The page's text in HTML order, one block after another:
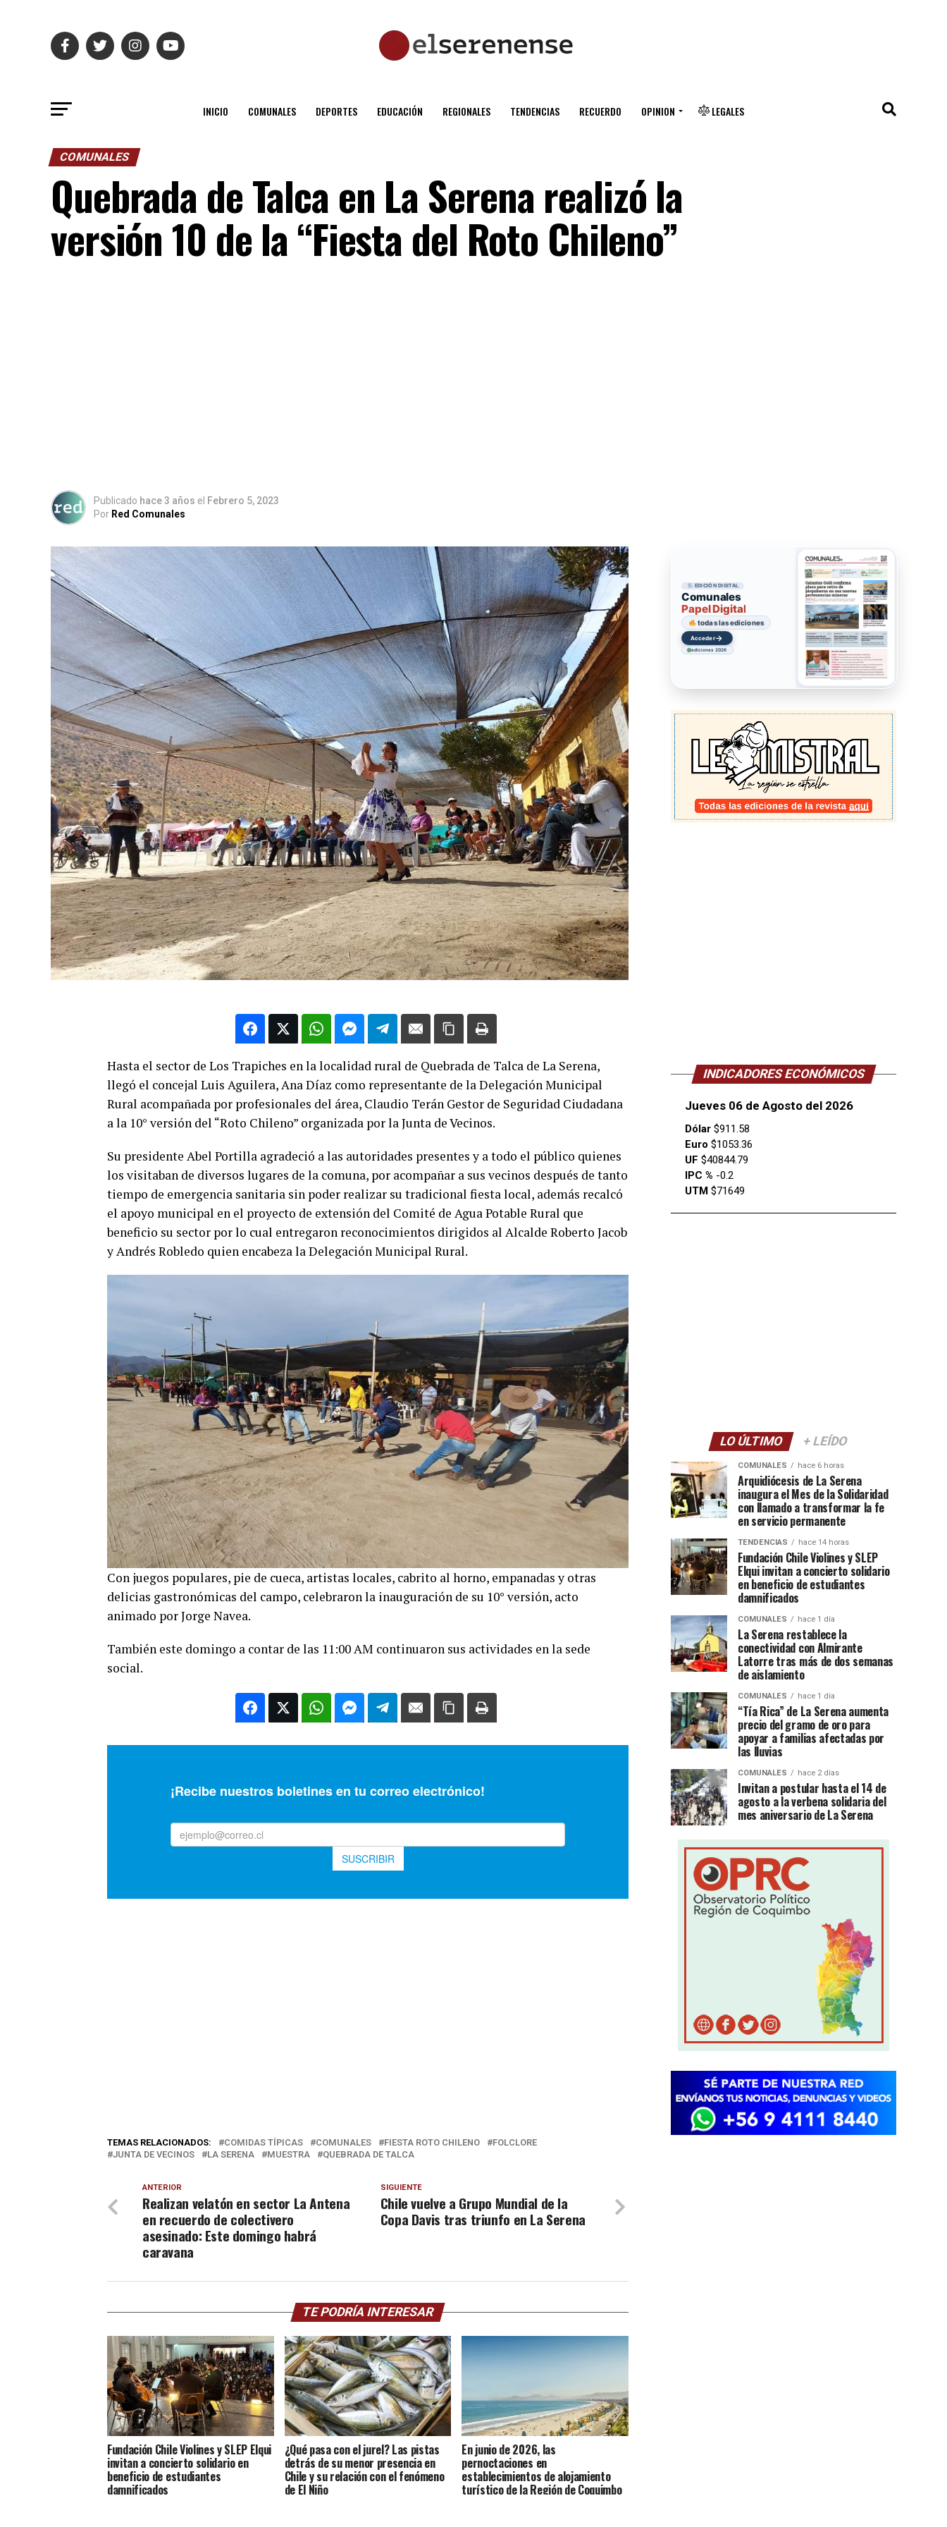
INICIO COMUNALES DEPORTES EDUCACIÓN REGIONALES TENDENCIAS RECUERDO OPINION LEGALES
COMUNALES
Quebrada de Talca en La Serena realizó la
versión 10 de la “Fiesta del Roto Chileno”
Publicado hace 3 años el Febrero 5, 2023
Por Red Comunales
Hasta el sector de Los Trapiches en la localidad rural de Quebrada de Talca de La Serena,
llegó el concejal Luis Aguilera, Ana Díaz como representante de la Delegación Municipal
Rural acompañada por profesionales del área, Claudio Terán Gestor de Seguridad Ciudadana
a la 10° versión del “Roto Chileno” organizada por la Junta de Vecinos.
Su presidente Abel Portilla agradeció a las autoridades presentes y a todo el público quienes
los visitaban de diversos lugares de la comuna, por acompañar a sus vecinos después de tanto
tiempo de emergencia sanitaria sin poder realizar su tradicional fiesta local, además recalcó
el apoyo municipal en el proyecto de extensión del Comité de Agua Potable Rural que
beneficio su sector por lo cual entregaron reconocimientos dirigidos al Alcalde Roberto Jacob
y Andrés Robledo quien encabeza la Delegación Municipal Rural.
Con juegos populares, pie de cueca, artistas locales, cabrito al horno, empanadas y otras
delicias gastronómicas del campo, celebraron la inauguración de su 10° versión, acto
animado por Jorge Navea.
También este domingo a contar de las 11:00 AM continuaron sus actividades en la sede
social.
TEMAS RELACIONADOS: COMIDAS TÍPICAS COMUNALES FIESTA ROTO CHILENO
FOLCLORE
JUNTA DE VECINOS
LA SERENA MUESTRA QUEBRADA DE TALCA
SIGUIENTE
Chile vuelve a Grupo Mundial de la
Copa Davis tras triunfo en La Serena
ANTERIOR
Realizan velatón en sector La Antena
en recuerdo de colectivero
asesinado: Este domingo habrá
caravana
TE PODRÍA INTERESAR
Fundación Chile Violines y SLEP Elqui
invitan a concierto solidario en
beneficio de estudiantes
damnificados
¿Qué pasa con el jurel? Las pistas
detrás de su menor presencia en
Chile y su relación con el fenómeno
de El Niño
En junio de 2026, las
pernoctaciones en
establecimientos de alojamiento
turístico de la Región de Coquimbo
EDICIÓN DIGITAL
Comunales
Papel Digital
todas las ediciones
Acceder→
ediciones 2026
INDICADORES ECONÓMICOS
Jueves 06 de Agosto del 2026
Dólar $911.58
Euro $1053.36
UF $40844.79
IPC % -0.2
UTM $71649
LO ÚLTIMO + LEÍDO
COMUNALES hace 6 horas
Arquidiócesis de La Serena
inaugura el Mes de la Solidaridad
con llamado a transformar la fe
en servicio permanente
TENDENCIAS hace 14 horas
Fundación Chile Violines y SLEP
Elqui invitan a concierto solidario
en beneficio de estudiantes
damnificados
COMUNALES hace 1 día
La Serena restablece la
conectividad con Almirante
Latorre tras más de dos semanas
de aislamiento
COMUNALES hace 1 día
“Tía Rica” de La Serena aumenta
precio del gramo de oro para
apoyar a familias afectadas por
las lluvias
COMUNALES hace 2 días
Invitan a postular hasta el 14 de
agosto a la verbena solidaria del
mes aniversario de La Serena